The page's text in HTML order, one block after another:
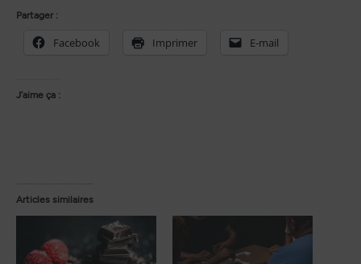
Partager :
Facebook Imprimer E-mail
J’aime ça :
Articles similaires